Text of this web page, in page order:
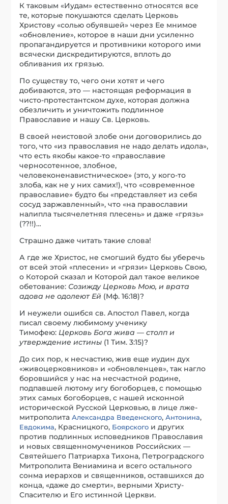
К таковым «Иудам» естественно относятся все
те, которые покушаются сделать Церковь
Христову «солью обуявшей» через Ее мнимое
«обновление», которое в наши дни усиленно
пропагандируется и противники которого ими
всячески дискредитируются, вплоть до
обливания их грязью.
По существу то, чего они хотят и чего
добиваются, это — настоящая реформация в
чисто-протестантском духе, которая должна
обезличить и уничтожить подлинное
Православие и нашу Св. Церковь.
В своей неистовой злобе они договорились до
того, что «из православия не надо делать идола»,
что есть якобы какое-то «православие
черносотенное, злобное,
человеконенавистническое» (это, у кого-то
злоба, как не у них самих!), что «современное
православие» будто бы «представляет из себя
сосуд заржавленный», что «на православии
налипла тысячелетняя плесень» и даже «грязь»
(??!!)…
Страшно даже читать такие слова!
А где же Христос, не смогший будто бы уберечь
от всей этой «плесени» и «грязи» Церковь Свою,
о Которой сказал и Которой дал такое великое
обетование: Созижду Церковь Мою, и врата
адова не одолеют Ей (Мф. 16:18)?
И неужели ошибся св. Апостол Павел, когда
писал своему любимому ученику
Тимофею: Церковь Бога жива — столп и
утверждение истины (1 Тим. 3:15)?
До сих пор, к несчастию, жив еще иудин дух
«живоцерковников» и «обновленцев», так нагло
боровшийся у нас на несчастной родине,
подпавшей лютому игу богоборцев, с помощью
этих самых богоборцев, с нашей исконной
исторической Русской Церковью, в лице лже-
митрополитаАлександра Введенского,Антонина,
Евдокима, Красницкого, Боярского и других
против подлинных исповедников Православия
и новых священномучеников Российских —
Святейшего Патриарха Тихона, Петроградского
Митрополита Вениамина и всего остального
сонма иерархов и священников, оставшихся до
конца, «даже до смерти», верными Христу-
Спасителю и Его истинной Церкви.